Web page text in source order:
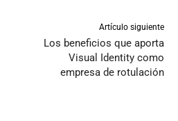
Artículo siguiente
Los beneficios que aporta
Visual Identity como
empresa de rotulación